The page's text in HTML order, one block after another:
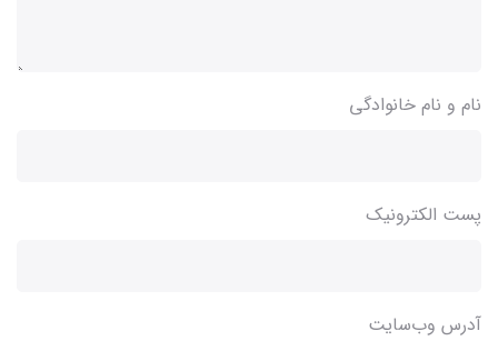
نام و نام خانوادگی
پست الکترونیک
آدرس وب‌سایت